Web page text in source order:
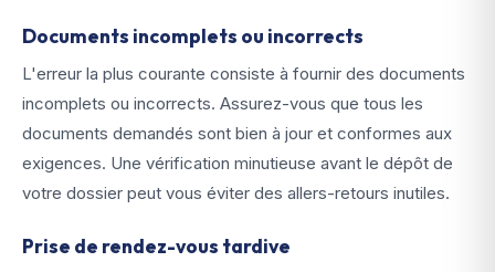
Documents incomplets ou incorrects
L'erreur la plus courante consiste à fournir des documents
incomplets ou incorrects. Assurez-vous que tous les
documents demandés sont bien à jour et conformes aux
exigences. Une vérification minutieuse avant le dépôt de
votre dossier peut vous éviter des allers-retours inutiles.
Prise de rendez-vous tardive